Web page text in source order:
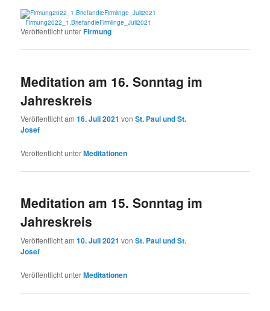
Firmung2022_1.BriefandieFirmlinge_Juli2021
Veröffentlicht unterFirmung
Meditation am 16. Sonntag im
Jahreskreis
Veröffentlicht am16. Juli 2021 vonSt. Paul und St.
Josef
Veröffentlicht unterMeditationen
Meditation am 15. Sonntag im
Jahreskreis
Veröffentlicht am10. Juli 2021 vonSt. Paul und St.
Josef
Veröffentlicht unterMeditationen